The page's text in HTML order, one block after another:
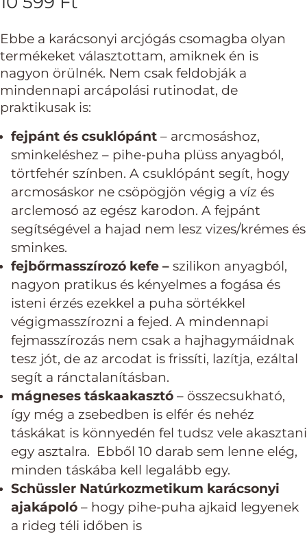
Ebbe a karácsonyi arcjógás csomagba olyan
termékeket választottam, amiknek én is
nagyon örülnék. Nem csak feldobják a
mindennapi arcápolási rutinodat, de
praktikusak is:
fejpánt és csuklópánt – arcmosáshoz,
sminkeléshez – pihe-puha plüss anyagból,
törtfehér színben. A csuklópánt segít, hogy
arcmosáskor ne csöpögjön végig a víz és
arclemosó az egész karodon. A fejpánt
segítségével a hajad nem lesz vizes/krémes és
sminkes.
fejbőrmasszírozó kefe – szilikon anyagból,
nagyon pratikus és kényelmes a fogása és
isteni érzés ezekkel a puha sörtékkel
végigmasszírozni a fejed. A mindennapi
fejmasszírozás nem csak a hajhagymáidnak
tesz jót, de az arcodat is frissíti, lazítja, ezáltal
segít a ránctalanításban.
mágneses táskaakasztó – összecsukható,
így még a zsebedben is elfér és nehéz
táskákat is könnyedén fel tudsz vele akasztani
egy asztalra. Ebből 10 darab sem lenne elég,
minden táskába kell legalább egy.
Schüssler Natúrkozmetikum karácsonyi
ajakápoló – hogy pihe-puha ajkaid legyenek
a rideg téli időben is